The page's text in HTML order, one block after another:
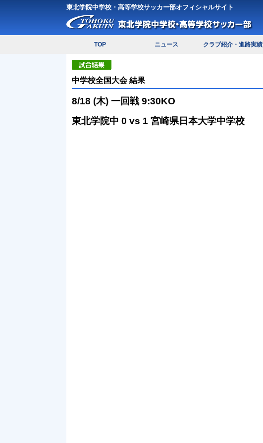
東北学院中学校・高等学校サッカー部オフィシャルサイト
TOP ニュース クラブ紹介・進路実績
中学校全国大会 結果
8/18 (木) 一回戦 9:30KO
東北学院中 0 vs 1 宮崎県日本大学中学校